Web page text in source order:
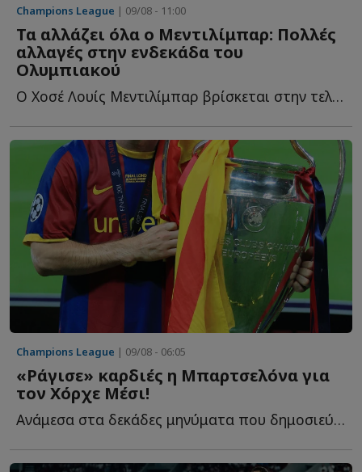
Champions League | 09/08 - 11:00
Τα αλλάζει όλα ο Μεντιλίμπαρ: Πολλές
αλλαγές στην ενδεκάδα του
Ολυμπιακού
Ο Χοσέ Λουίς Μεντιλίμπαρ βρίσκεται στην τελική ευθεία τ...
Champions League | 09/08 - 06:05
«Ράγισε» καρδιές η Μπαρτσελόνα για
τον Χόρχε Μέσι!
Ανάμεσα στα δεκάδες μηνύματα που δημοσιεύθηκαν τις τ...